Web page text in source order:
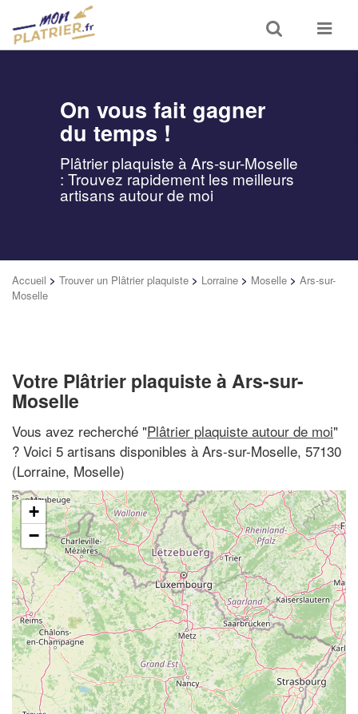
Toggle
search
Toggle
On vous fait gagner
du temps !
Plâtrier plaquiste à Ars-sur-Moselle
: Trouvez rapidement les meilleurs
artisans autour de moi
Accueil > Trouver un Plâtrier plaquiste > Lorraine > Moselle > Ars-sur-
Moselle
Votre Plâtrier plaquiste à Ars-sur-
Moselle
Vous avez recherché "Plâtrier plaquiste autour de moi"
? Voici 5 artisans disponibles à Ars-sur-Moselle, 57130
(Lorraine, Moselle)
+
−